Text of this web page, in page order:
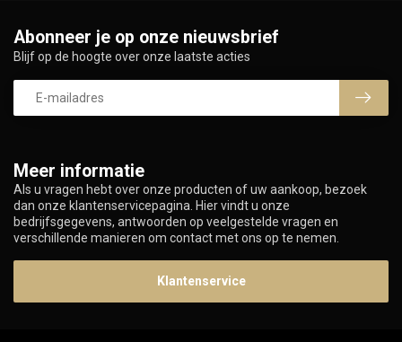
Meer informatie
Als u vragen hebt over onze producten of uw aankoop, bezoek
dan onze klantenservicepagina. Hier vindt u onze
bedrijfsgegevens, antwoorden op veelgestelde vragen en
verschillende manieren om contact met ons op te nemen.
Klantenservice
Abonneer je op onze nieuwsbrief
Blijf op de hoogte over onze laatste acties